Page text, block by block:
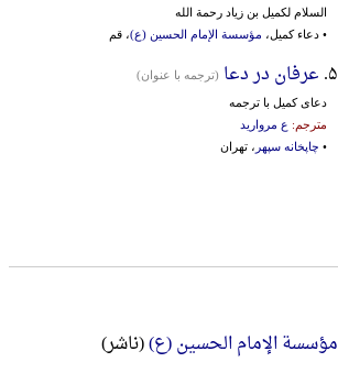
السلام لکمیل بن زیاد رحمة الله
• دعاء کمیل، مؤسسة الإمام الحسین (ع)، قم
۵. عرفان در دعا (ترجمه با عنوان)
دعای کمیل با ترجمه
مترجم: ع مروارید
• چاپخانه سپهر ، تهران
مؤسسة الإمام الحسین (ع)(ناشر)